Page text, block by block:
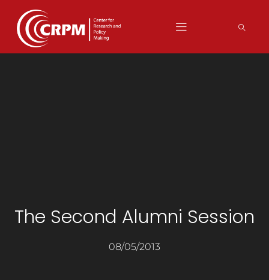
The Second Alumni Session
08/05/2013